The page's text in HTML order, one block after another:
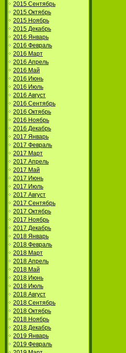
2015 Сентябрь
2015 Октябрь
2015 Ноябрь
2015 Декабрь
2016 Январь
2016 Февраль
2016 Март
2016 Апрель
2016 Май
2016 Июнь
2016 Июль
2016 Август
2016 Сентябрь
2016 Октябрь
2016 Ноябрь
2016 Декабрь
2017 Январь
2017 Февраль
2017 Март
2017 Апрель
2017 Май
2017 Июнь
2017 Июль
2017 Август
2017 Сентябрь
2017 Октябрь
2017 Ноябрь
2017 Декабрь
2018 Январь
2018 Февраль
2018 Март
2018 Апрель
2018 Май
2018 Июнь
2018 Июль
2018 Август
2018 Сентябрь
2018 Октябрь
2018 Ноябрь
2018 Декабрь
2019 Январь
2019 Февраль